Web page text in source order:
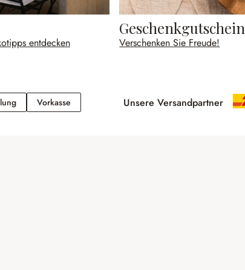
entdecken
Geschenkgutschein
Verschenken Sie Freude!
Ratenzahlung
VorkasseVorkasse Unsere Versandpartner